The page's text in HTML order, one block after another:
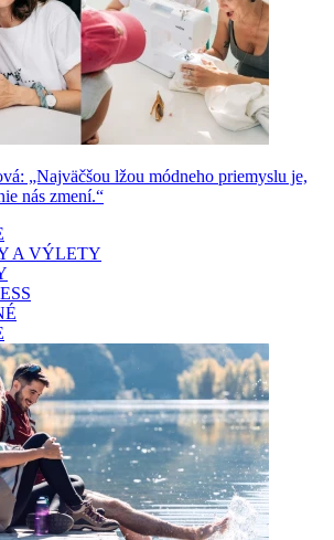
„Najväčšou lžou módneho priemyslu je,
nás zmení.“
A VÝLETY